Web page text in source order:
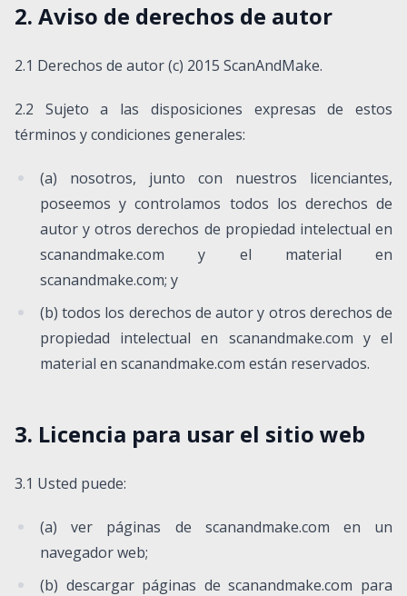
2. Aviso de derechos de autor
2.1 Derechos de autor (c) 2015 ScanAndMake.
2.2 Sujeto a las disposiciones expresas de estos
términos y condiciones generales:
(a) nosotros, junto con nuestros licenciantes,
poseemos y controlamos todos los derechos de
autor y otros derechos de propiedad intelectual en
scanandmake.com y el material en
scanandmake.com; y
(b) todos los derechos de autor y otros derechos de
propiedad intelectual en scanandmake.com y el
material en scanandmake.com están reservados.
3. Licencia para usar el sitio web
3.1 Usted puede:
(a) ver páginas de scanandmake.com en un
navegador web;
(b) descargar páginas de scanandmake.com para